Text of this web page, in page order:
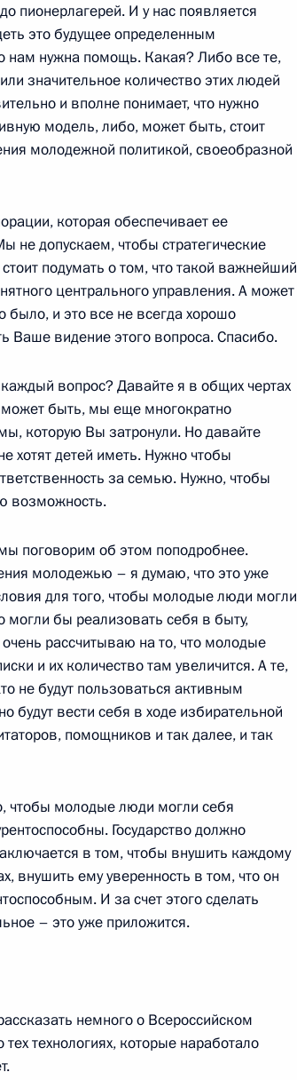
Правительства
Ференцем
Теризморга
Владимира Путина,
пионерлагерей. И у нас появляется
это будущее определенным
нам нужна помощь. Какая? Либо все те,
значительное количество этих людей
и вполне понимает, что нужно
модель, либо, может быть, стоит
молодежной политикой, своеобразной
которая обеспечивает ее
не допускаем, чтобы стратегические
подумать о том, что такой важнейший
центрального управления. А может
и это все не всегда хорошо
Ваше видение этого вопроса. Спасибо.
вопрос? Давайте я в общих чертах
может быть, мы еще многократно
которую Вы затронули. Но давайте
хотят детей иметь. Нужно чтобы
за семью. Нужно, чтобы
возможность.
поговорим об этом поподробнее.
молодежью – я думаю, что это уже
для того, чтобы молодые люди могли
могли бы реализовать себя в быту,
очень рассчитываю на то, что молодые
и их количество там увеличится. А те,
не будут пользоваться активным
вести себя в ходе избирательной
помощников и так далее, и так
чтобы молодые люди могли себя
Государство должно
в том, чтобы внушить каждому
внушить ему уверенность в том, что он
И за счет этого сделать
– это уже приложится.
немного о Всероссийском
технологиях, которые наработало